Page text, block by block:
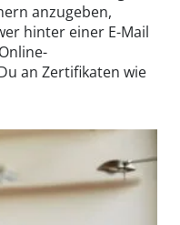
anzugeben,
hinter einer E-Mail
an Zertifikaten wie